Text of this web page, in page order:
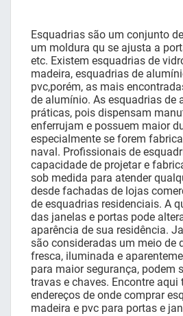
Esquadrias são um conjunto
um moldura qu se ajusta a
etc. Existem esquadrias de
madeira, esquadrias de
pvc,porém, as mais
de alumínio. As esquadrias de
práticas, pois dispensam
enferrujam e possuem maior
especialmente se forem
naval. Profissionais de
capacidade de projetar e
sob medida para atender
desde fachadas de lojas
de esquadrias residenciais. A
das janelas e portas pode
aparência de sua residência.
são consideradas um meio de
fresca, iluminada e
para maior segurança, podem
travas e chaves. Encontre aqui
endereços de onde comprar
madeira e pvc para portas e